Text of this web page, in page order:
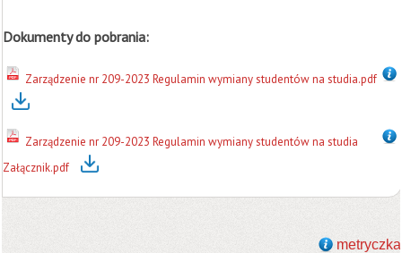
Dokumenty do pobrania:
Zarządzenie nr 209-2023 Regulamin wymiany studentów na studia.pdf
Zarządzenie nr 209-2023 Regulamin wymiany studentów na studia
Załącznik.pdf
metryczka